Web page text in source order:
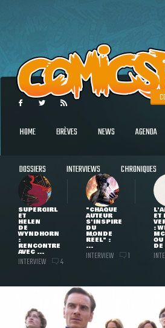
HOME BRÈVES NEWS AGENDA
DOSSIERS INTERVIEWS CHRONIQUES
SUPERGIRL
ET
HELEN
DE
WYNDHORN
:
RENCONTRE
AVEC ...
INTERVIEW 4
"CHAQUE
AUTEUR
S'INSPIRE
DU
MONDE
RÉEL" :
...
INTERVIEW 1
ET
:
OU